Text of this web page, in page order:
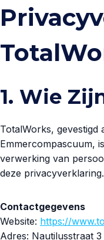
Doorgaan
naar
1. Wie
TotalWorks, gevestigd
Emmercompascuum,
verwerking van
deze privacyverklaring.
Contactgegevens
Website: https://
Adres: Nautilusstraat